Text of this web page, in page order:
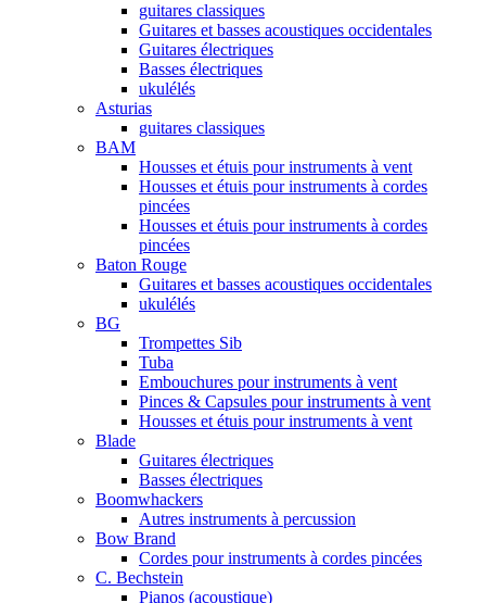
guitares classiques
Guitares et basses acoustiques occidentales
Guitares électriques
Basses électriques
ukulélés
Asturias
guitares classiques
BAM
Housses et étuis pour instruments à vent
Housses et étuis pour instruments à cordes
pincées
Housses et étuis pour instruments à cordes
pincées
Baton Rouge
Guitares et basses acoustiques occidentales
ukulélés
BG
Trompettes Sib
Tuba
Embouchures pour instruments à vent
Pinces & Capsules pour instruments à vent
Housses et étuis pour instruments à vent
Blade
Guitares électriques
Basses électriques
Boomwhackers
Autres instruments à percussion
Bow Brand
Cordes pour instruments à cordes pincées
C. Bechstein
Pianos (acoustique)